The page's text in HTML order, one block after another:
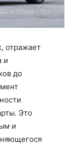
отражает
и
до
Это
и